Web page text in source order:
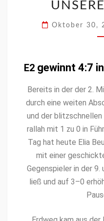
Oktober 30,
E2 gewinnt 4:7
Bere­its in der der 2.
durch eine weit­en
und der
ral­lah mit 1 zu 0 in
Tag hat heute Elia
mit ein­er
Gegen­spiel­er in der
ließ und auf 3–0